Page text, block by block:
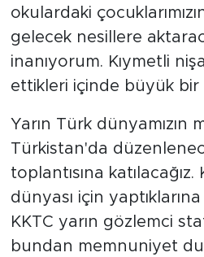
okulardaki
gelecek nesillere
inanıyorum. Kıymetli
ettikleri içinde büyük
Yarın Türk dünyamızın
Türkistan'da
toplantısına
dünyası için
KKTC yarın gözlemci
bundan memnuniyet